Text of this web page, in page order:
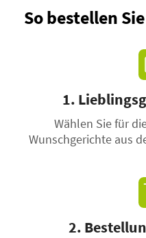
So bestellen
1.
Wählen Sie für
Wunschgerichte aus
2.